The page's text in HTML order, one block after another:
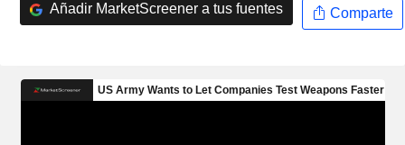
Añadir MarketScreener a tus fuentes Comparte